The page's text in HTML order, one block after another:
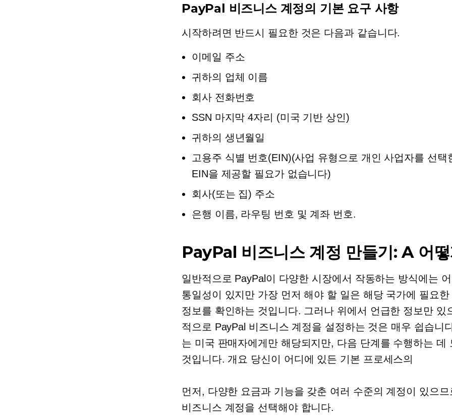
PayPal 비즈니스 계정의 기본 요구 사항
시작하려면 반드시 필요한 것은 다음과 같습니다.
이메일 주소
귀하의 업체 이름
회사 전화번호
SSN 마지막 4자리 (미국 기반 상인)
귀하의 생년월일
고용주 식별 번호(EIN)(사업 유형으로 개인 사업자를 선택
EIN을 제공할 필요가 없습니다)
회사(또는 집) 주소
은행 이름, 라우팅 번호 및 계좌 번호.
PayPal 비즈니스 계정 만들기: A 어
일반적으로 PayPal이 다양한 시장에서 작동하는 방식에는
통일성이 있지만 가장 먼저 해야 할 일은 해당 국가에 필요한
정보를 확인하는 것입니다. 그러나 위에서 언급한 정보만 있
적으로 PayPal 비즈니스 계정을 설정하는 것은 매우 쉽습니
는 미국 판매자에게만 해당되지만, 다음 단계를 수행하는 데
것입니다. 개요 당신이 어디에 있든 기본 프로세스의
먼저, 다양한 요금과 기능을 갖춘 여러 수준의 계정이 있으
비즈니스 계정을 선택해야 합니다.